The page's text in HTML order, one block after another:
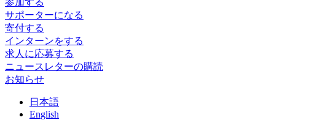
サポーターになる
寄付する
インターンをする
求人に応募する
ニュースレターの購読
お知らせ
日 本語
English